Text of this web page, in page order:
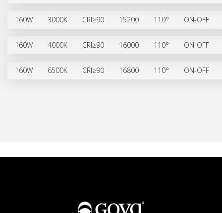
160W 3000K CRI≥90 15200 110° ON-OFF
160W 4000K CRI≥90 16000 110° ON-OFF
160W 6500K CRI≥90 16800 110° ON-OFF